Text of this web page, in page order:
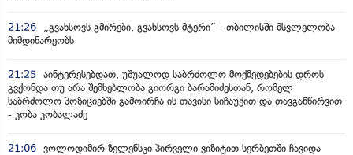
21:26
„გვახსოვს გმირები, გვახსოვს მტერი” - თბილისში მსვლელობა
მიმდინარეობს
21:25 აინტერესებდათ, უშუალოდ საბრძოლო მოქმედებების დროს
გვქონდა თუ არა შემხებლობა გიორგი ბარამიძესთან, რომელ
საბრძოლო პოზიციებში გამოირჩა ის თავისი სიჩაუქით და თავგანწირვით
- კობა კობალაძე
21:06 ვოლოდიმირ ზელენსკი პირველი ვიზიტით სერბეთში ჩავიდა